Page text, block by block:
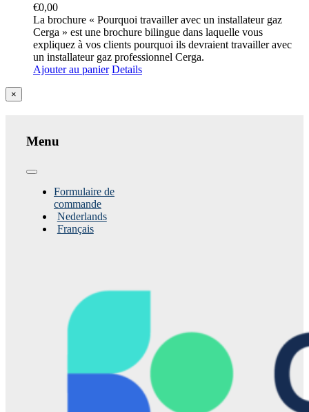
€0,00
La brochure « Pourquoi travailler avec un installateur gaz
Cerga » est une brochure bilingue dans laquelle vous
expliquez à vos clients pourquoi ils devraient travailler avec
un installateur gaz professionnel Cerga.
Ajouter au panier Details
Close
product
×
Menu
Toggle
NavigationFormulaire de
commande
Nederlands
Français